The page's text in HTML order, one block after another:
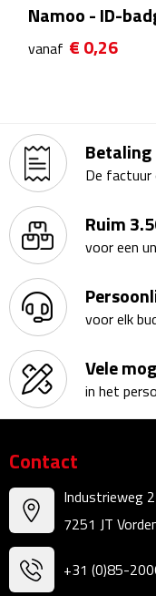
Theeglazen
Mokken
Schoteltjes
Thermossets
Kantoor &
Agenda's &
Agenda's
Beurs &
Banners
Barmatten
Namoo - ID-
vanaf € 0,26
De
Ruim
voor een
voor elk
Vele
in het
Contact
Industrieweg 2
7251 JT
+31 (0)85-